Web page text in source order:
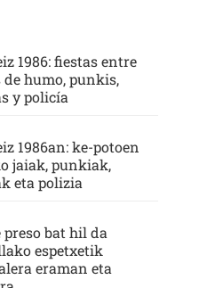
1986: fiestas entre
de humo, punkis,
y policía
1986an: ke-potoen
jaiak, punkiak,
eta polizia
preso bat hil da
espetxetik
eraman eta